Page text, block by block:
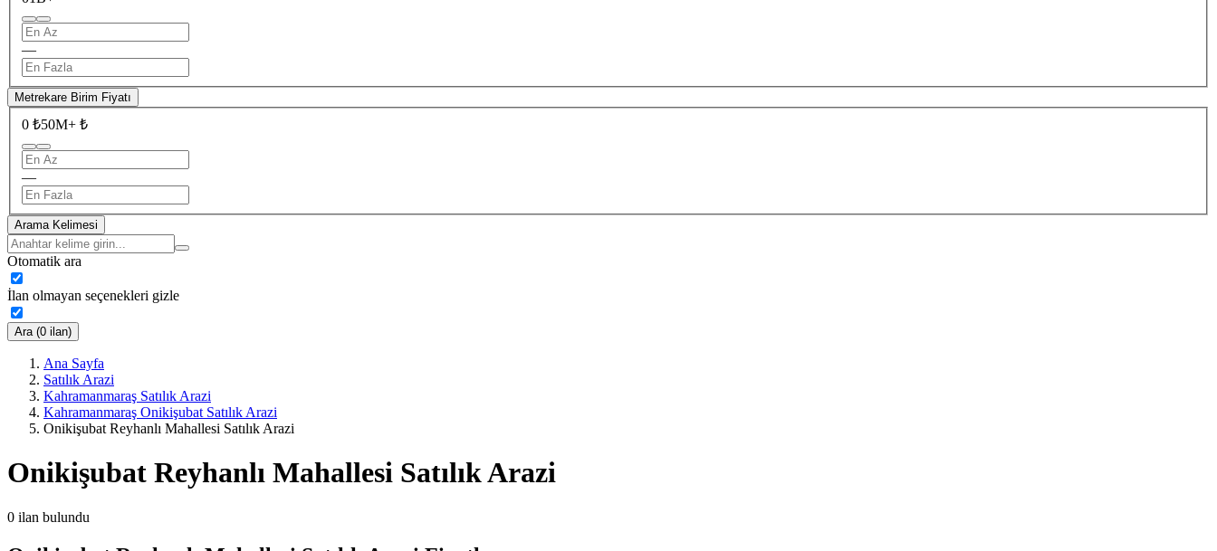
—
Metrekare Birim Fiyatı
0 ₺50M+ ₺
—
Arama Kelimesi
Otomatik ara
İlan olmayan seçenekleri gizle
Ara (0 ilan)
Ana Sayfa
Satılık Arazi
Kahramanmaraş Satılık Arazi
Kahramanmaraş Onikişubat Satılık Arazi
Onikişubat Reyhanlı Mahallesi Satılık Arazi
Onikişubat Reyhanlı Mahallesi Satılık Arazi
0 ilan bulundu